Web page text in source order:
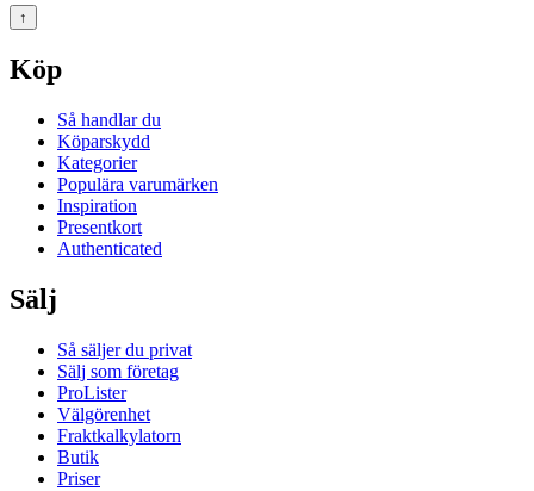
↑
Köp
Så handlar du
Köparskydd
Kategorier
Populära varumärken
Inspiration
Presentkort
Authenticated
Sälj
Så säljer du privat
Sälj som företag
ProLister
Välgörenhet
Fraktkalkylatorn
Butik
Priser